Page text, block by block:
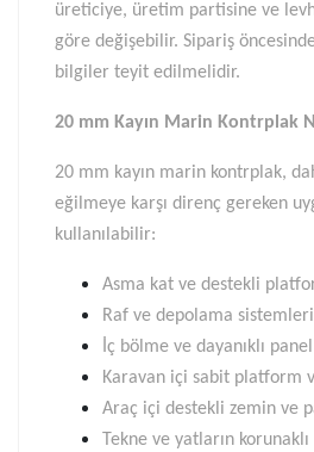
üreticiye, üretim partisine ve
göre değişebilir. Sipariş
bilgiler teyit edilmelidir.
20 mm Kayın Marin Kontrplak
20 mm kayın marin kontrplak,
eğilmeye karşı direnç gereken
kullanılabilir:
Asma kat ve destekli
Raf ve depolama sistemleri
İç bölme ve dayanıklı
Karavan içi sabit platform
Araç içi destekli zemin ve
Tekne ve yatların